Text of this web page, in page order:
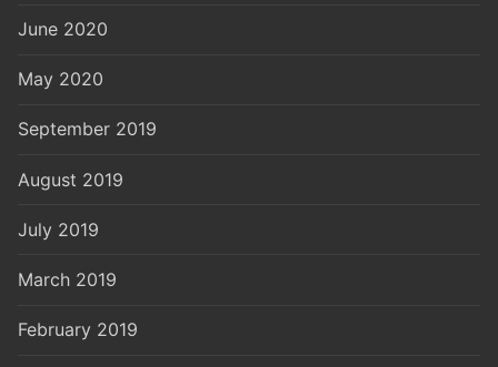
June 2020
May 2020
September 2019
August 2019
July 2019
March 2019
February 2019